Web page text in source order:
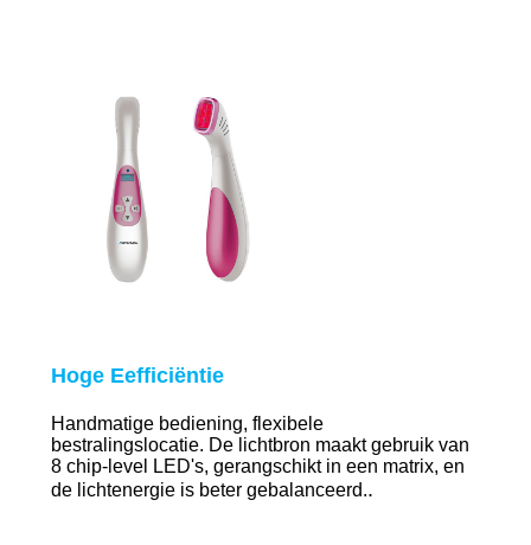
Hoge Eefficiëntie
Handmatige bediening, flexibele
bestralingslocatie. De lichtbron maakt gebruik van
8 chip-level LED's, gerangschikt in een matrix, en
de lichtenergie is beter gebalanceerd..